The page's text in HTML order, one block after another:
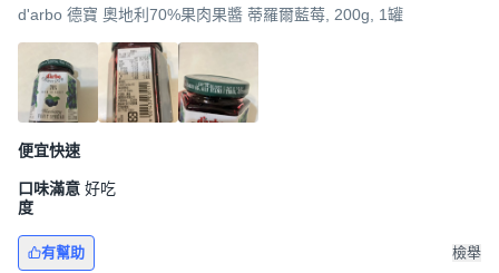
d'arbo 德寶 奧地利70%果肉果醬 蒂羅爾藍莓, 200g, 1罐
便宜快速
口味滿意
度
好吃
有幫助 檢舉